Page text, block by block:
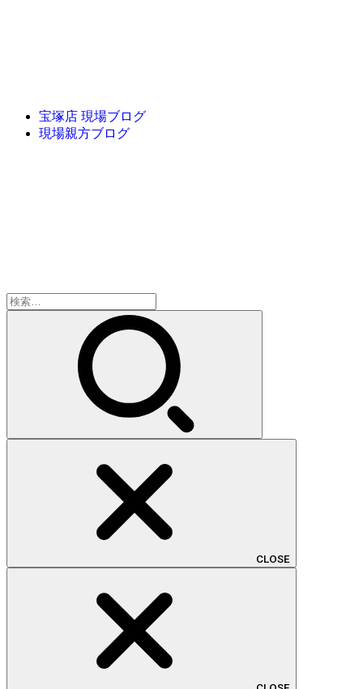
宝塚店 現場ブログ
現場親方ブログ
検
索:
CLOSE